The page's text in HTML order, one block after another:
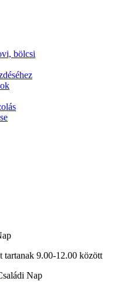
bölcsi
tartanak 9.00-12.00 között
Nap